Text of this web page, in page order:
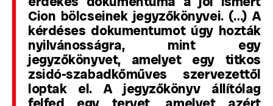
Cion bölcseinek jegyzőkönyvei. (…) A
kérdéses dokumentumot úgy hozták
nyilvánosságra, mint egy
jegyzőkönyvet, amelyet egy titkos
zsidó-szabadkőműves szervezettől
loptak el. A jegyzőkönyv állítólag